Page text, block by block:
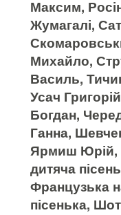
Максим,
Жумагалі,
Михайло,
Василь,
Усач
Богдан,
Ганна,
Ярмиш Юрій,
дитяча
Французька
пісенька,